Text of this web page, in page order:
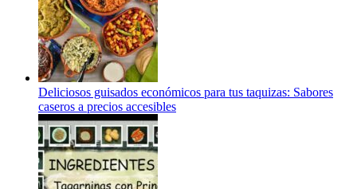
Deliciosos guisados económicos para tus taquizas: Sabores
caseros a precios accesibles